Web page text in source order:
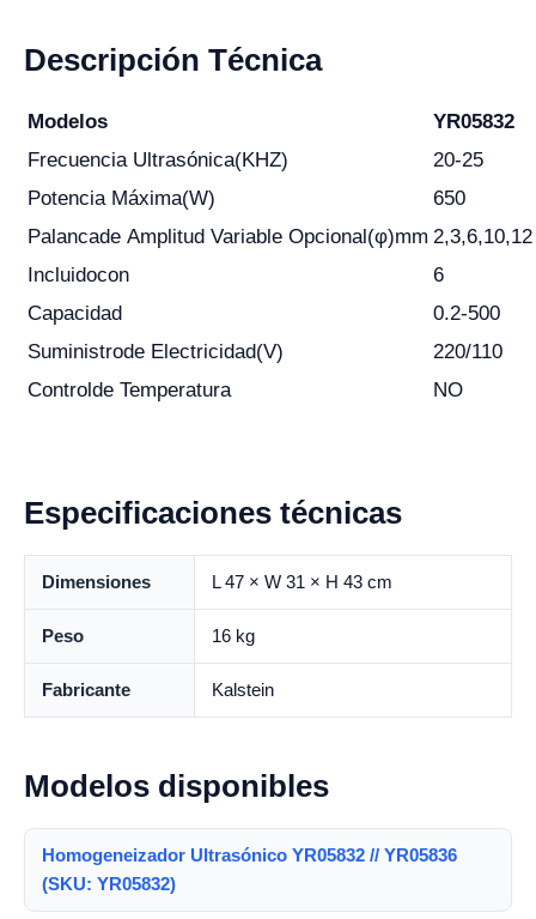
Descripción Técnica
Modelos
YR05832
FrecuenciaUltrasónica(KHZ)
20-25
PotenciaMáxima(W)
650
Palancade Amplitud Variable Opcional(φ)mm 2,3,6,10,12
Incluidocon
6
Capacidad
0.2-500
Suministrode Electricidad(V)
220/110
Controlde Temperatura NO
Especificaciones técnicas
Dimensiones L 47 × W 31 × H 43 cm
Peso 16 kg
Fabricante Kalstein
Modelos disponibles
Homogeneizador Ultrasónico YR05832 // YR05836
(SKU: YR05832)